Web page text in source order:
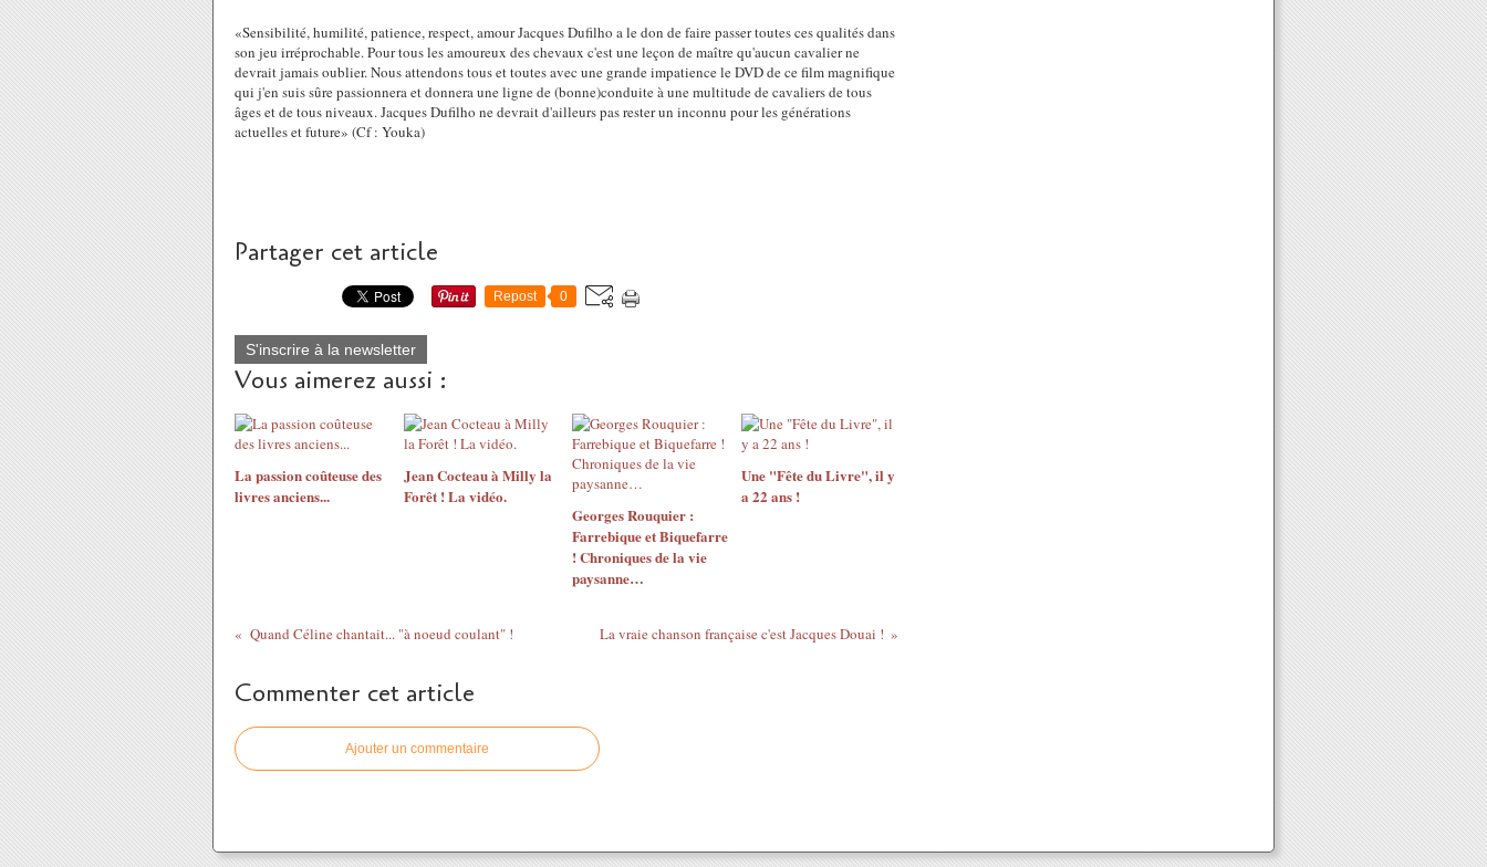
«Sensibilité, humilité, patience, respect, amour Jacques Dufilho a le don de faire passer toutes ces qualités dans
son jeu irréprochable. Pour tous les amoureux des chevaux c'est une leçon de maître qu'aucun cavalier ne
devrait jamais oublier. Nous attendons tous et toutes avec une grande impatience le DVD de ce film magnifique
qui j'en suis sûre passionnera et donnera une ligne de (bonne)conduite à une multitude de cavaliers de tous
âges et de tous niveaux. Jacques Dufilho ne devrait d'ailleurs pas rester un inconnu pour les générations
actuelles et future» (Cf : Youka)
Partager cet article
Repost 0
S'inscrire à la newsletter
Vous aimerez aussi :
La passion coûteuse des
livres anciens...
Jean Cocteau à Milly la
Forêt ! La vidéo.
Georges Rouquier :
Farrebique et Biquefarre
! Chroniques de la vie
paysanne…
Une "Fête du Livre", il y
a 22 ans !
Quand Céline chantait... "à noeud coulant" ! La vraie chanson française c'est Jacques Douai !
Commenter cet article
Ajouter un commentaire